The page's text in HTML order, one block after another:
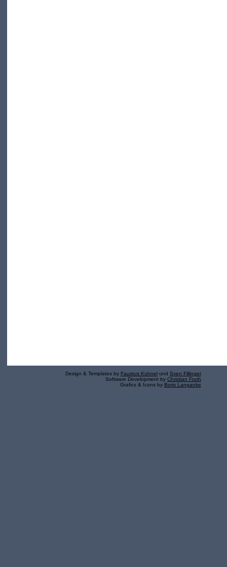
Design & Templates by Faustus Kühnel und Sven Fillinger
Software Development by Christian Fruth
Grafics & Icons by Boris Langanke